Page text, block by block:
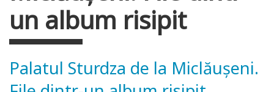
un album risipit
Palatul Sturdza de la Miclăușeni.